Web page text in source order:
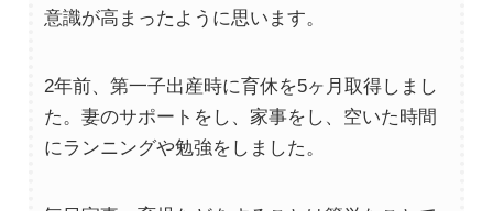
意識が高まったように思います。
2年前、第一子出産時に育休を5ヶ月取得しまし
た。妻のサポートをし、家事をし、空いた時間
にランニングや勉強をしました。